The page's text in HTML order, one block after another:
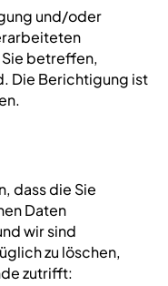
und/oder
betreffen,
Die Berichtigung ist
dass die Sie
Daten
wir sind
zu löschen,
zutrifft: